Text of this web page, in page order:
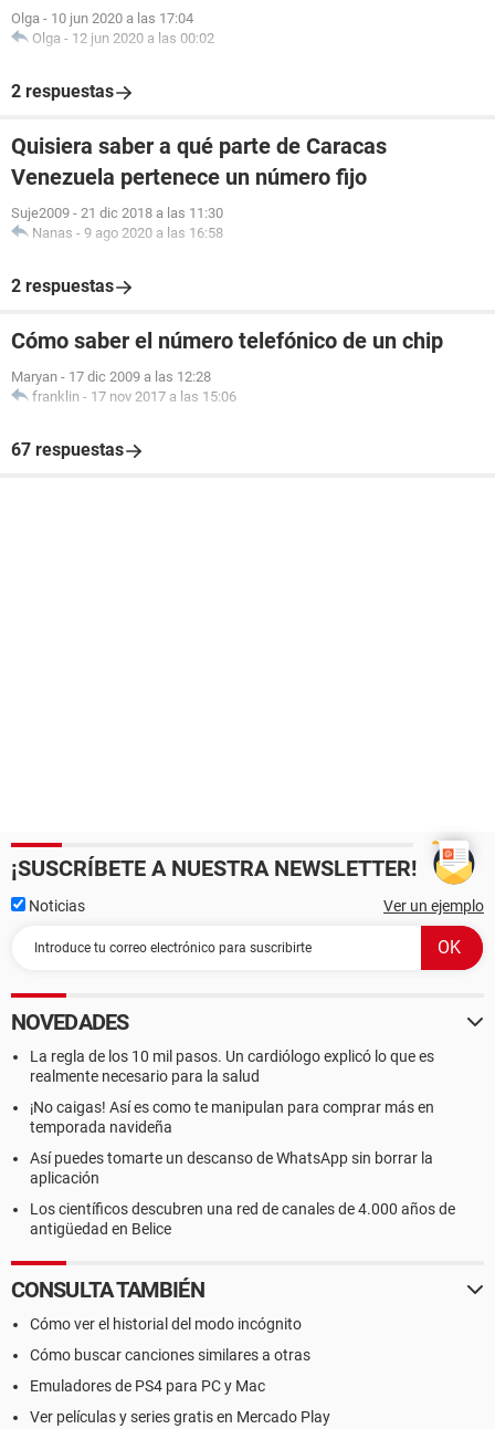
Olga - 10 jun 2020 a las 17:04
Olga - 12 jun 2020 a las 00:02
2 respuestas
Quisiera saber a qué parte de Caracas
Venezuela pertenece un número fijo
Suje2009 - 21 dic 2018 a las 11:30
Nanas - 9 ago 2020 a las 16:58
2 respuestas
Cómo saber el número telefónico de un chip
Maryan - 17 dic 2009 a las 12:28
franklin - 17 nov 2017 a las 15:06
67 respuestas
¡SUSCRÍBETE A NUESTRA NEWSLETTER!
Noticias Ver un ejemplo
NOVEDADES
La regla de los 10 mil pasos. Un cardiólogo explicó lo que es
realmente necesario para la salud
¡No caigas! Así es como te manipulan para comprar más en
temporada navideña
Así puedes tomarte un descanso de WhatsApp sin borrar la
aplicación
Los científicos descubren una red de canales de 4.000 años de
antigüedad en Belice
CONSULTA TAMBIÉN
Cómo ver el historial del modo incógnito
Cómo buscar canciones similares a otras
Emuladores de PS4 para PC y Mac
Ver películas y series gratis en Mercado Play